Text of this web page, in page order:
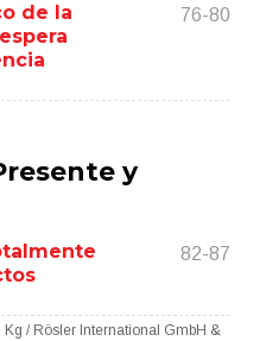
de la
76-80
y
82-87
/ Rösler International GmbH &